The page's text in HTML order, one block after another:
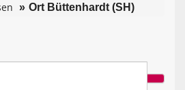
Ort Büttenhardt (SH)